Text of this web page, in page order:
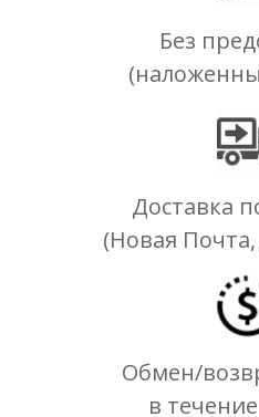
Без
Доставка
(Новая
Обмен/
в